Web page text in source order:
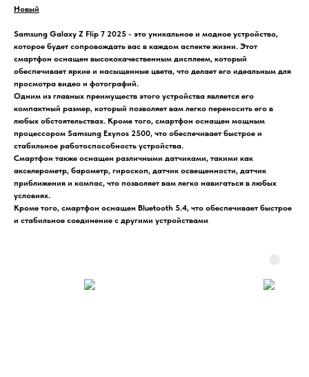
Новый
Samsung Galaxy Z Flip 7 2025 - это уникальное и модное устройство,
которое будет сопровождать вас в каждом аспекте жизни. Этот
смартфон оснащен высококачественным дисплеем, который
обеспечивает яркие и насыщенные цвета, что делает его идеальным для
просмотра видео и фотографий.
Одним из главных преимуществ этого устройства является его
компактный размер, который позволяет вам легко переносить его в
любых обстоятельствах. Кроме того, смартфон оснащен мощным
процессором Samsung Exynos 2500, что обеспечивает быстрое и
стабильное работоспособность устройства.
Смартфон также оснащен различными датчиками, такими как
акселерометр, барометр, гироскоп, датчик освещенности, датчик
приближения и компас, что позволяет вам легко навигаться в любых
условиях.
Кроме того, смартфон оснащен Bluetooth 5.4, что обеспечивает быстрое
и стабильное соединение с другими устройствами.